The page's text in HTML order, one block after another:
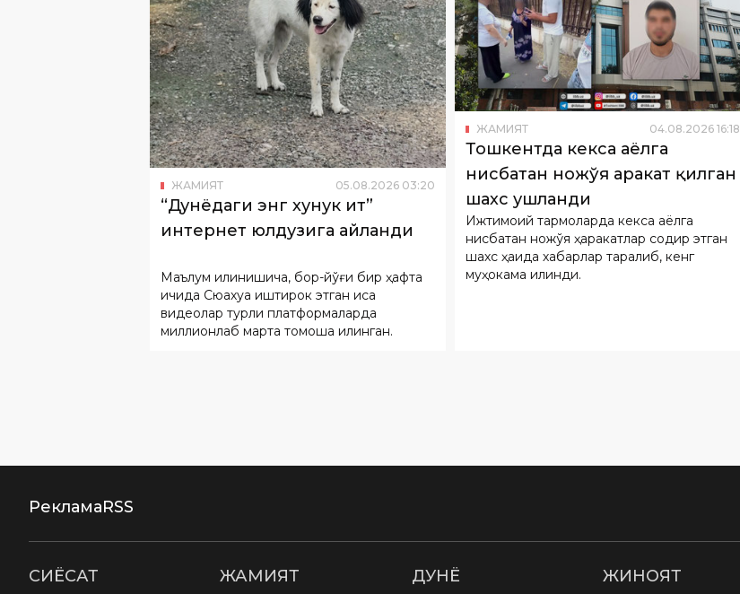
ЖАМИЯТ 05.08.2026 03:20
“Дунёдаги энг хунук ит”
интернет юлдузига айланди
Маълум қилинишича, бор-йўғи бир ҳафта
ичида Сюахуа иштирок этган қисқа
видеолар турли платформаларда
миллионлаб марта томоша қилинган.
ЖАМИЯТ 04.08.2026 16:18
Тошкентда кекса аёлга
нисбатан ножўя ҳаракат қилган
шахс ушланди
Ижтимоий тармоқларда кекса аёлга
нисбатан ножўя ҳаракатлар содир этган
шахс ҳақида хабарлар тарқалиб, кенг
муҳокама қилинди.
РекламаRSS
СИËСАТ ЖАМИЯТ ДУНË ЖИНОЯТ